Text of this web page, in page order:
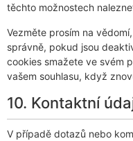
těchto možnostech
Vezměte prosím na
správně, pokud jsou
cookies smažete ve svém
vašem souhlasu, když
10. Kontaktní
V případě dotazů nebo